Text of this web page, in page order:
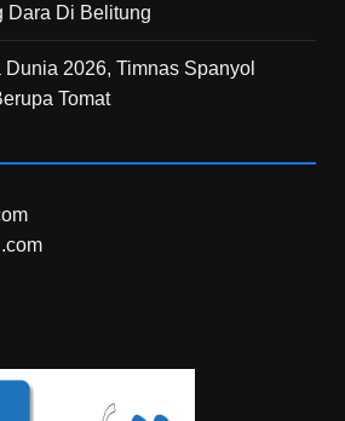
Dara Di Belitung
2026, Timnas Spanyol
Tomat